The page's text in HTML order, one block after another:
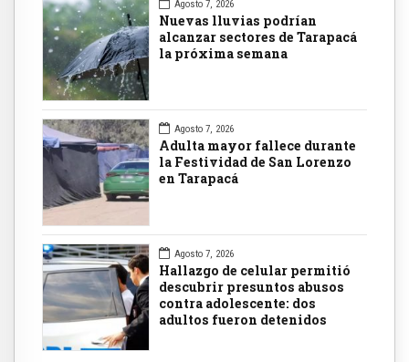
Agosto 7, 2026
Nuevas lluvias podrían
alcanzar sectores de Tarapacá
la próxima semana
Agosto 7, 2026
Adulta mayor fallece durante
la Festividad de San Lorenzo
en Tarapacá
Agosto 7, 2026
Hallazgo de celular permitió
descubrir presuntos abusos
contra adolescente: dos
adultos fueron detenidos